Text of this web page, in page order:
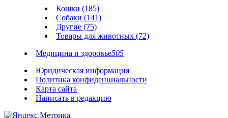
Кошки (185)
Собаки (141)
Другие (75)
Товары для животных (72)
Медицина и здоровье505
Юридическая информация
Политика конфиденциальности
Карта сайта
Написать в редакцию